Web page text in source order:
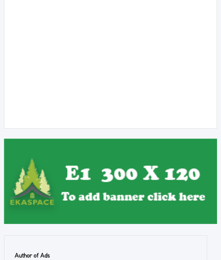
Author of Ads